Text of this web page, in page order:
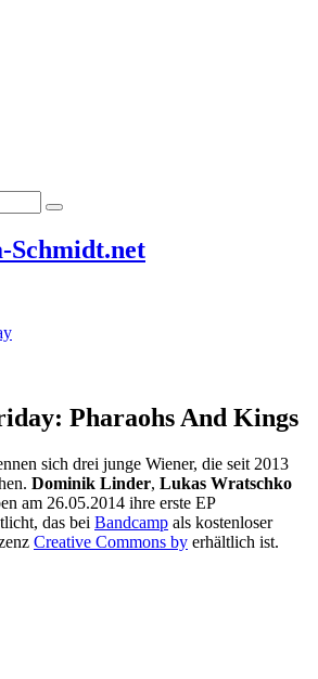
Schmidt.net
Pharaohs And Kings
sich drei junge Wiener, die seit 2013
Dominik Linder, Lukas Wratschko
am 26.05.2014 ihre erste EP
das bei Bandcamp als kostenloser
Creative Commons by erhältlich ist.